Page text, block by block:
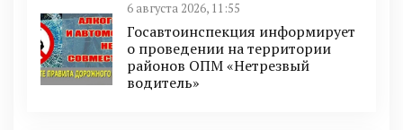
6 августа 2026, 11:55
Госавтоинспекция информирует
о проведении на территории
районов ОПМ «Нетрезвый
водитель»